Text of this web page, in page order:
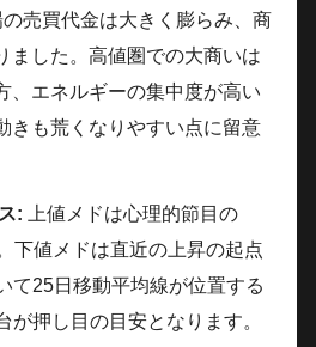
売買代金は大きく膨らみ、商
ました。高値圏での大商いは
、エネルギーの集中度が高い
きも荒くなりやすい点に留意
: 上値メドは心理的節目の
下値メドは直近の上昇の起点
て25日移動平均線が位置する
が押し目の目安となります。